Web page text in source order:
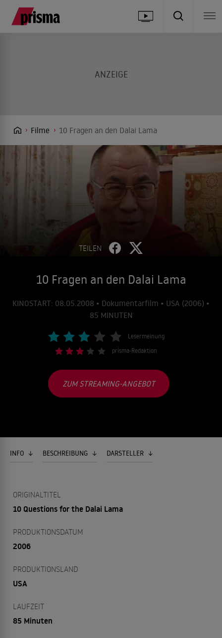
Filme 10 Fragen an den Dalai Lama
TEILEN
10 Fragen an den Dalai Lama
KINOSTART: 08.05.2008 • Dokumentarfilm • USA (2006) •
85 MINUTEN
Lesermeinung
prisma-Redaktion
ZUM STREAMING-ANGEBOT
INFO BESCHREIBUNG DARSTELLER
ORIGINALTITEL
10 Questions for the Dalai Lama
PRODUKTIONSDATUM
2006
PRODUKTIONSLAND
USA
LAUFZEIT
85 Minuten